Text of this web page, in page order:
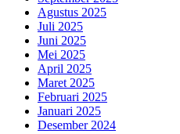
Agustus 2025
Juli 2025
Juni 2025
Mei 2025
April 2025
Maret 2025
Februari 2025
Januari 2025
Desember 2024